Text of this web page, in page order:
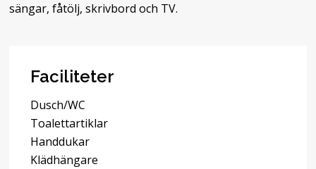
sängar, fåtölj, skrivbord och TV.
Faciliteter
Dusch/WC
Toalettartiklar
Handdukar
Klädhängare